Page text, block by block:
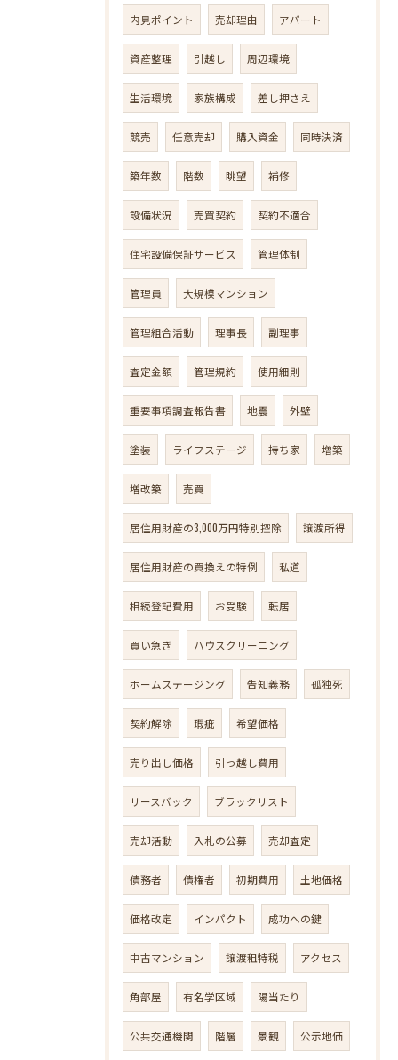
内見ポイント 売却理由 アパート
資産整理 引越し 周辺環境
生活環境 家族構成 差し押さえ
競売 任意売却 購入資金 同時決済
築年数 階数 眺望 補修
設備状況 売買契約 契約不適合
住宅設備保証サービス 管理体制
管理員 大規模マンション
管理組合活動 理事長 副理事
査定金額 管理規約 使用細則
重要事項調査報告書 地震 外壁
塗装 ライフステージ 持ち家 増築
増改築 売買
居住用財産の3,000万円特別控除 譲渡所得
居住用財産の買換えの特例 私道
相続登記費用 お受験 転居
買い急ぎ ハウスクリーニング
ホームステージング 告知義務 孤独死
契約解除 瑕疵 希望価格
売り出し価格 引っ越し費用
リースバック ブラックリスト
売却活動 入札の公募 売却査定
債務者 債権者 初期費用 土地価格
価格改定 インパクト 成功への鍵
中古マンション 譲渡租特税 アクセス
角部屋 有名学区域 陽当たり
公共交通機関 階層 景観 公示地価